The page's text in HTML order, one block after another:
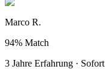
Marco R.
94% Match
3 Jahre Erfahrung · Sofort